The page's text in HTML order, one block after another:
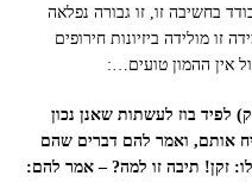
בחשיבה זו, זו גבורה נפלאה
זו מולידה ביזיונות חירופים
אין ההמון טועים…:
בוז לעשתות שאנן נכון
אותם, ואמר להם דברים שהם
זקן! תיבה זו למה? – אמר להם: